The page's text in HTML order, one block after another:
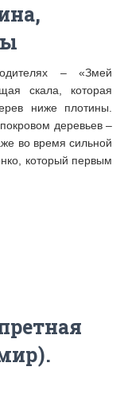
– «Змей
скала, которая
ниже плотины.
деревьев –
во время сильной
который первым